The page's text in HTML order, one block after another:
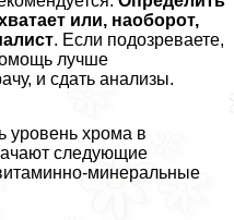
или, наоборот,
. Если подозреваете,
лучше
и сдать анализы.
уровень хрома в
следующие
минеральные